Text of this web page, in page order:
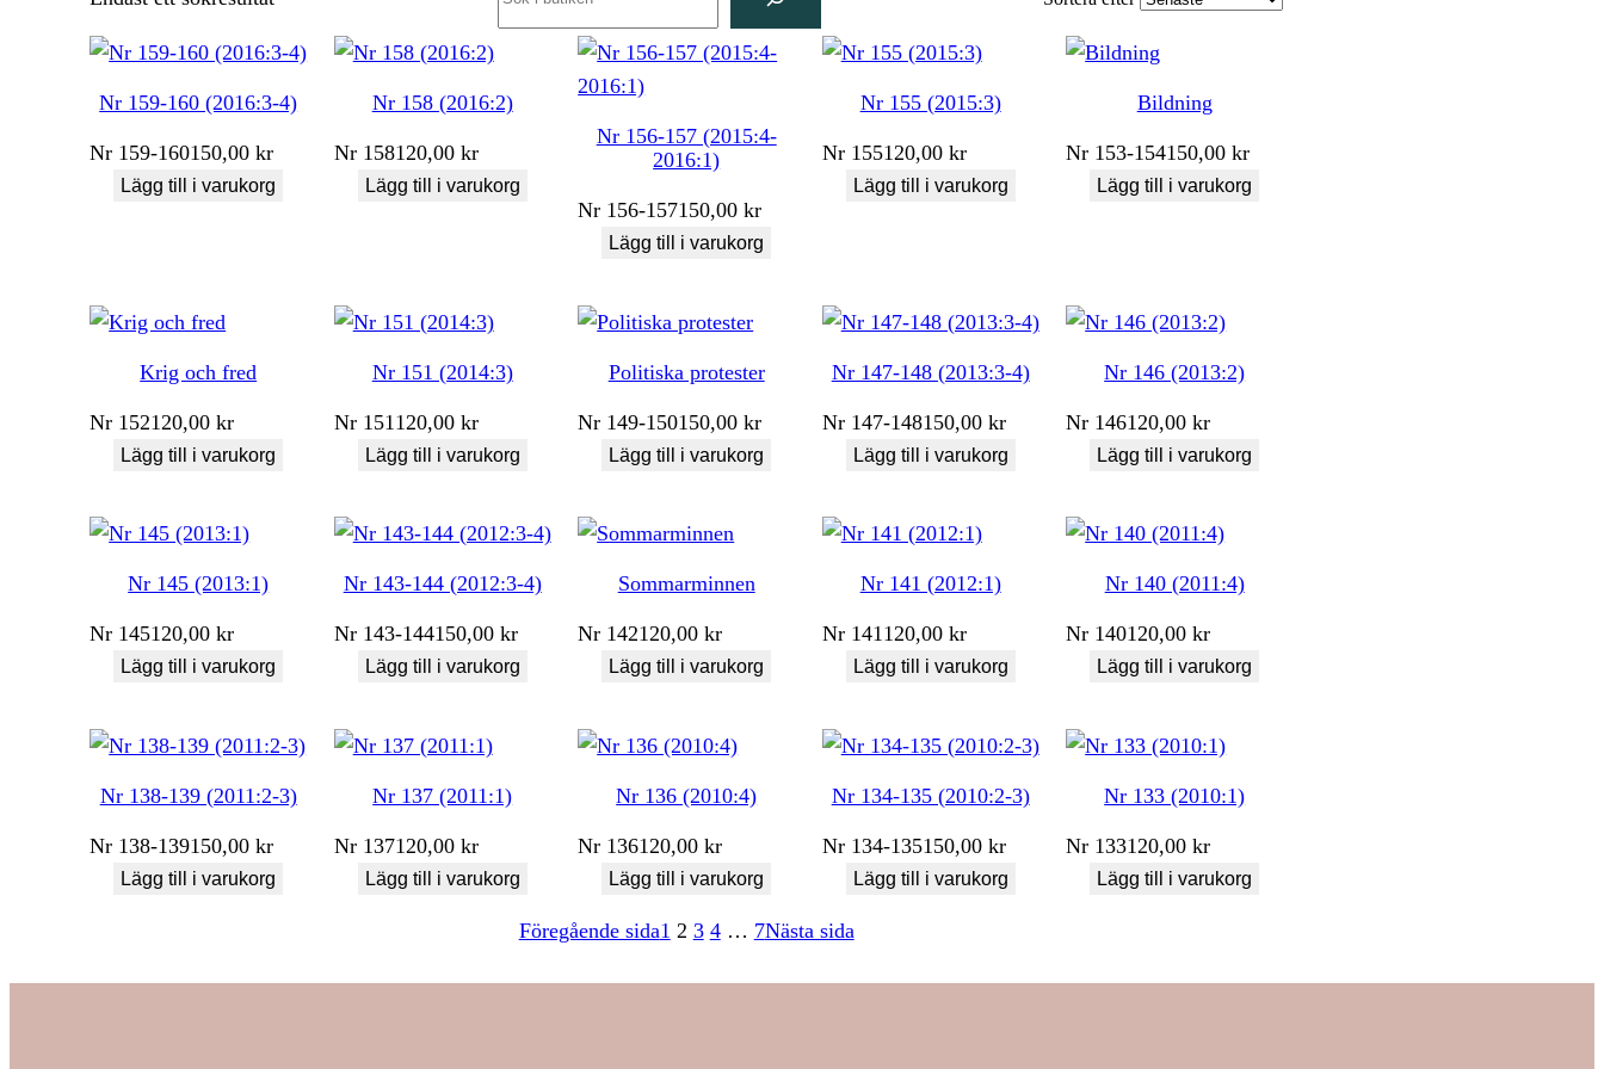
Nr 159-160 (2016:3-4)
Nr 159-160150,00kr
Lägg till i varukorg
Nr 158 (2016:2)
Nr 158120,00 kr
Lägg till i varukorg
Nr 156-157 (2015:4-
2016:1)
Nr 156-157150,00kr
Lägg till i varukorg
Nr 155 (2015:3)
Nr 155120,00 kr
Lägg till i varukorg
Bildning
Nr 153-154150,00kr
Lägg till i varukorg
Krig och fred
Nr 152120,00kr
Lägg till i varukorg
Nr 151 (2014:3)
Nr 151 120,00 kr
Lägg till i varukorg
Politiska protester
Nr 149-150150,00kr
Lägg till i varukorg
Nr 147-148 (2013:3-4)
Nr 147-148150,00 kr
Lägg till i varukorg
Nr 146 (2013:2)
Nr 146120,00kr
Lägg till i varukorg
Nr 145 (2013:1)
Nr 145120,00kr
Lägg till i varukorg
Nr 143-144 (2012:3-4)
Nr 143-144150,00 kr
Lägg till i varukorg
Sommarminnen
Nr 142120,00kr
Lägg till i varukorg
Nr 141 (2012:1)
Nr 141120,00 kr
Lägg till i varukorg
Nr 140 (2011:4)
Nr 140120,00kr
Lägg till i varukorg
Nr 138-139 (2011:2-3)
Nr 138-139150,00kr
Lägg till i varukorg
Nr 137 (2011:1)
Nr 137120,00 kr
Lägg till i varukorg
Nr 136 (2010:4)
Nr 136120,00kr
Lägg till i varukorg
Nr 134-135 (2010:2-3)
Nr 134-135150,00 kr
Lägg till i varukorg
Nr 133 (2010:1)
Nr 133120,00kr
Lägg till i varukorg
Föregående sida1 2 3 4 … 7Nästa sida